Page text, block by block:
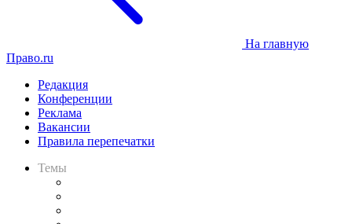
На главную
Право.ru
Редакция
Конференции
Реклама
Вакансии
Правила перепечатки
Темы